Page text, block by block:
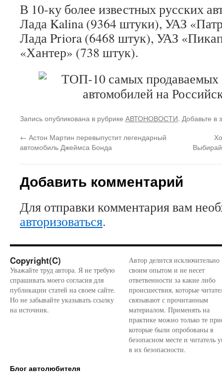
В 10-ку более известных русских
Лада Kalina (9364 штуки), УАЗ
Лада Priora (6468 штук), УАЗ
«Хантер» (738 штук).
Запись опубликована в рубрике АВТОНОВОСТИ. Добавьте в
← Астон Мартин перевыпустит легендарный
автомобиль Джеймса Бонда
Добавить комментарий
Для отправки комментария вам
авторизоваться.
Copyright(C)
Уважайте труд автора. Я не требую
спрашивать моего согласия для
публикации статей на своем сайте.
Но не забывайте указывать ссылку
на источник.
Автор делится исключительно
своим опытом и не несет
ответвенности за какие либо
происшествия, которые
связывают с прочитанным
материалом. Применять на
практике можно только те
которые были опробованы в
безопасном месте и читатель
в их безопасности.
Блог автолюбителя